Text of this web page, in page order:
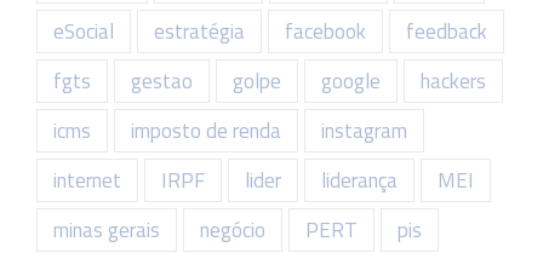
eSocial
estratégia facebook
feedback
fgts
gestao golpe google
hackers
icms
imposto de renda
instagram
internet
IRPF lider liderança
MEI
minas gerais
negócio PERT
pis